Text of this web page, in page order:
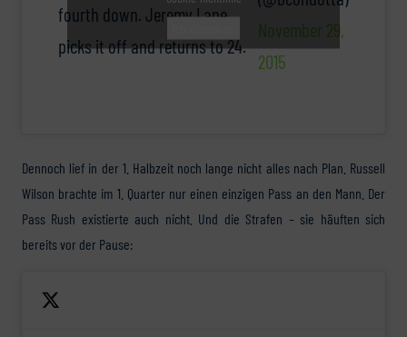
fourth down. Jeremy Lane
picks it off and returns to 24.
November 29,
2015
Dennoch lief in der 1. Halbzeit noch lange nicht alles nach Plan. Russell
Wilson brachte im 1. Quarter nur einen einzigen Pass an den Mann. Der
Pass Rush existierte auch nicht. Und die Strafen – sie häuften sich
bereits vor der Pause: